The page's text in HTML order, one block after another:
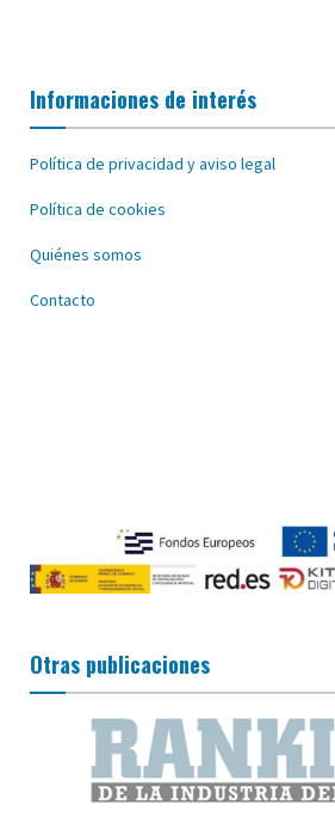
Informaciones de interés
Política de privacidad y aviso legal
Política de cookies
Quiénes somos
Contacto
Otras publicaciones